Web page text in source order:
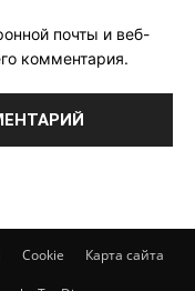
почты и веб-
комментария.
Cookie Карта сайта